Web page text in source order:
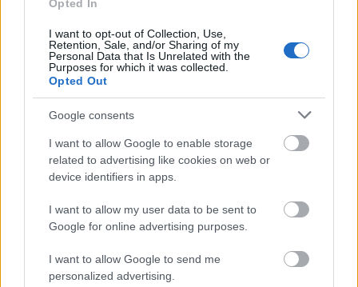
Opted In
I want to opt-out of Collection, Use,
Retention, Sale, and/or Sharing of my
Personal Data that Is Unrelated with the
Purposes for which it was collected.
Opted Out
Google consents
I want to allow Google to enable storage
related to advertising like cookies on web or
device identifiers in apps.
I want to allow my user data to be sent to
Google for online advertising purposes.
I want to allow Google to send me
personalized advertising.